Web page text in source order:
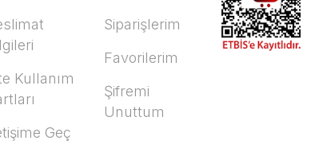
Kullanım
Geç
Siparişlerim
Favorilerim
Şifremi
Unuttum